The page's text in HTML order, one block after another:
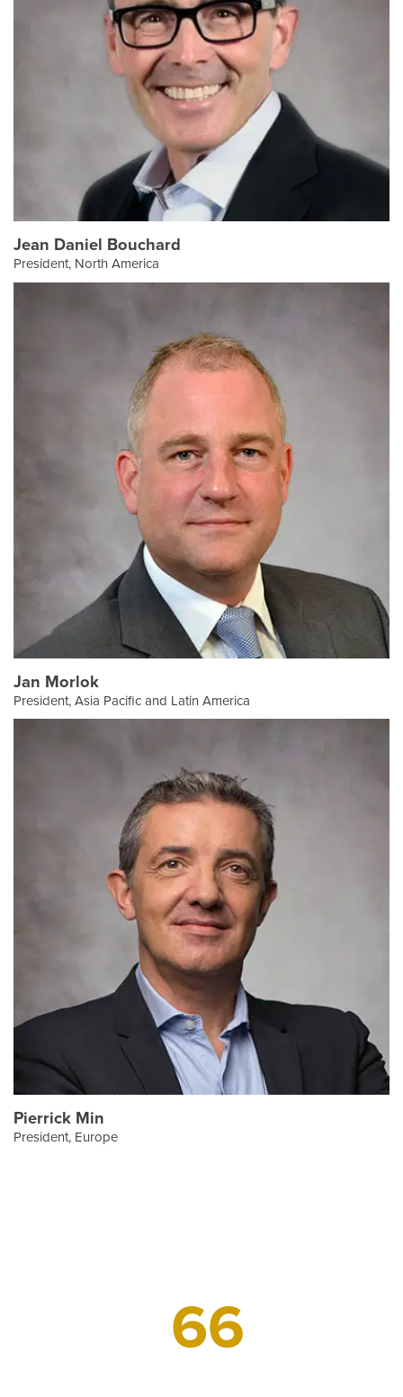
Jean Daniel Bouchard
President, North America
Jan Morlok
President, Asia Pacific and Latin America
Pierrick Min
President, Europe